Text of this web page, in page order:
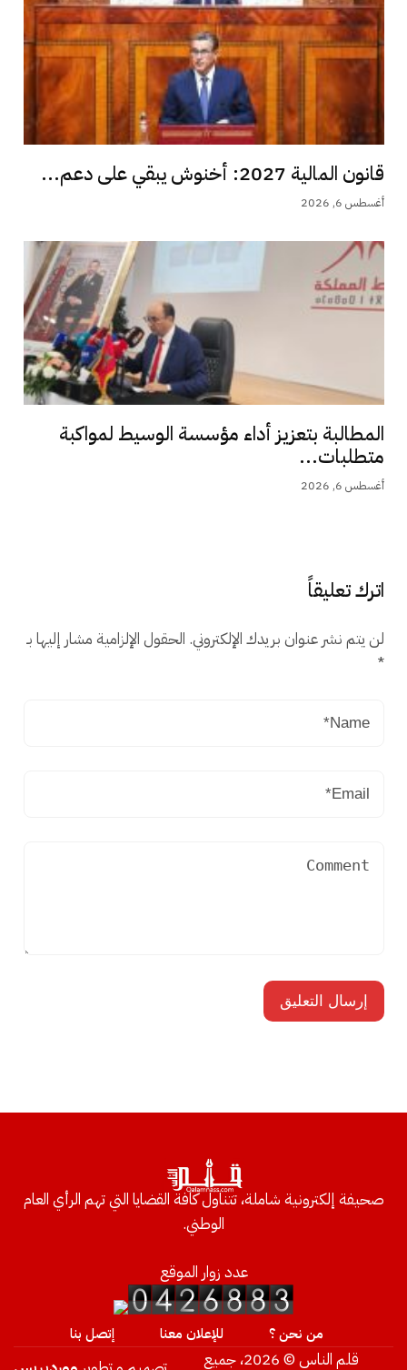
قانون المالية 2027: أخنوش يبقي على دعم...
أغسطس 6, 2026
المطالبة بتعزيز أداء مؤسسة الوسيط لمواكبة
متطلبات...
أغسطس 6, 2026
اترك تعليقاً
لن يتم نشر عنوان بريدك الإلكتروني. الحقول الإلزامية مشار إليها بـ
*
صحيفة إلكترونية شاملة، تتناول كافة القضايا التي تهم الرأي العام
الوطني.
عدد زوار الموقع
من نحن ؟ للإعلان معنا إتصل بنا
قلم الناس © 2026، جميع